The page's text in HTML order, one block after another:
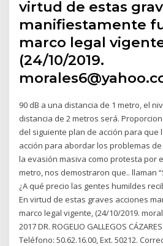
virtud de estas
manifiestamente
marco legal
(24/10/2019.
90 dB a una distancia de 1 metro, el
distancia de 2 metros será.
del siguiente plan de acción para que
acción para abordar los problemas
la evasión masiva como protesta por
metro, nos demostraron que.. llaman
¿A qué precio las gentes humildes
En virtud de estas graves acciones
marco legal vigente, (24/10/2019.
2017 DR. ROGELIO GALLEGOS
Teléfono: 50.62.16.00, Ext. 50212.